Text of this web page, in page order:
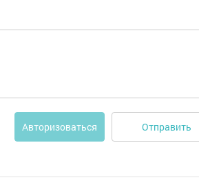
Авторизоваться Отправить